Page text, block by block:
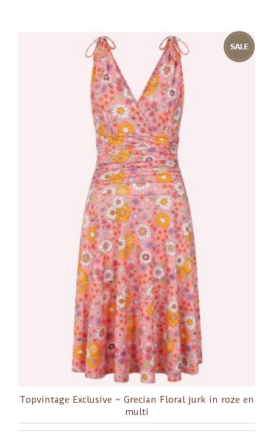
Topvintage Exclusive ~ Grecian Floral jurk in roze en
multi